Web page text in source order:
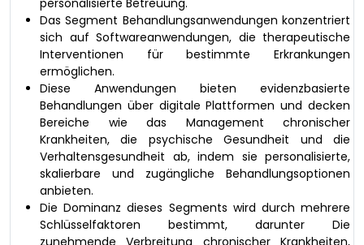
personalisierte Betreuung.
Das Segment Behandlungsanwendungen konzentriert
sich auf Softwareanwendungen, die therapeutische
Interventionen für bestimmte Erkrankungen
ermöglichen.
Diese Anwendungen bieten evidenzbasierte
Behandlungen über digitale Plattformen und decken
Bereiche wie das Management chronischer
Krankheiten, die psychische Gesundheit und die
Verhaltensgesundheit ab, indem sie personalisierte,
skalierbare und zugängliche Behandlungsoptionen
anbieten.
Die Dominanz dieses Segments wird durch mehrere
Schlüsselfaktoren bestimmt, darunter Die